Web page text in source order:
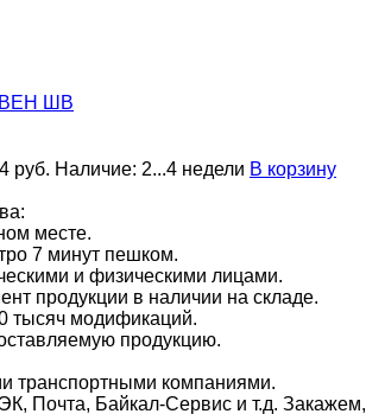
ШВ
руб. Наличие: 2...4 недели В корзину
месте.
7 минут пешком.
и физическими лицами.
продукции в наличии на складе.
тысяч модификаций.
продукцию.
транспортными компаниями.
Почта, Байкал-Сервис и т.д. Закажем,